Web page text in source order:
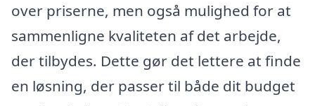
over priserne, men også mulighed for at
sammenligne kvaliteten af det arbejde,
der tilbydes. Dette gør det lettere at finde
en løsning, der passer til både dit budget